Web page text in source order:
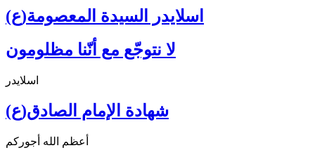
اسلايدر السيدة المعصومة(ع)
لا نتوجّع مع أنّنا مظلومون
اسلايدر
شهادة الإمام الصادق(ع)
أعظم الله أجوركم